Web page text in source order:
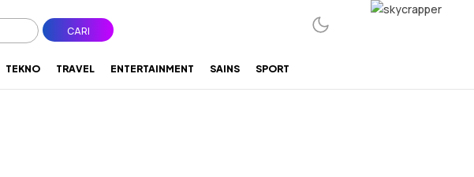
CARI
TEKNO TRAVEL ENTERTAINMENT SAINS SPORT